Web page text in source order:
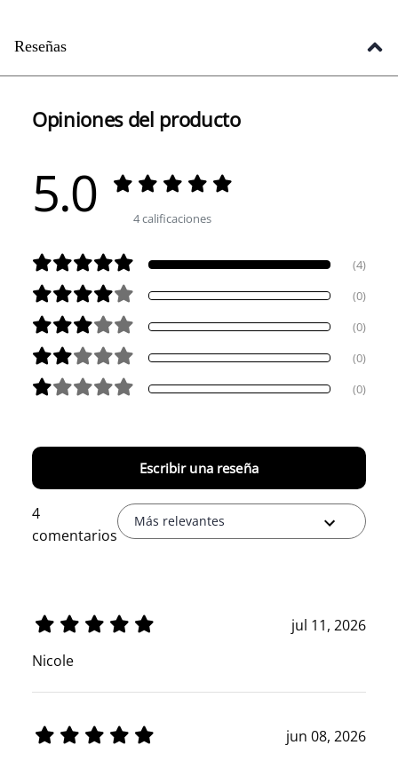
Reseñas
Opiniones del producto
5.0 4 calificaciones
(4)
(0)
(0)
(0)
(0)
Escribir una reseña
4
comentarios
Más relevantes
jul 11, 2026
Nicole
jun 08, 2026